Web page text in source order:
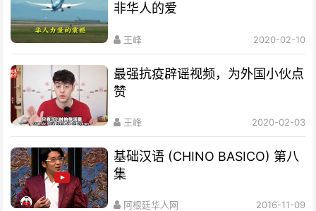
非华人的爱
王峰 2020-02-10
最强抗疫辟谣视频，为外国小伙点
赞
王峰 2020-02-03
基础汉语 (CHINO BASICO) 第八
集
阿根廷华人网 2016-11-09